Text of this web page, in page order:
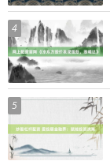
4
5